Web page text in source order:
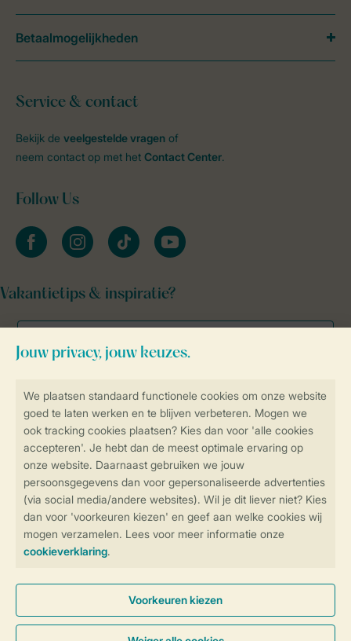
Controle over jouw gegevens &
Instellingen wijzigen
Veilig en snel online boeken
Veilige gegevensoverdracht
Veilige betaling
Service & contact
Bekijk de veelgestelde vragen of
neem contact op met het Contact Center.
Follow Us
facebookinstagramtiktok youtube
Vakantietips & inspiratie?
Betaalmogelijkheden